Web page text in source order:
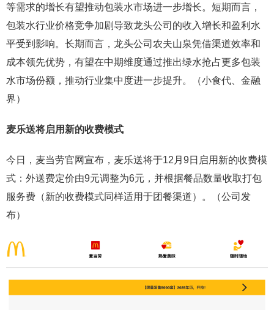
等需求的增长有望推动包装水市场进一步增长。短期而言，
包装水行业价格竞争加剧导致龙头公司的收入增长和盈利水
平受到影响。长期而言，龙头公司农夫山泉凭借渠道效率和
成本领先优势，有望在中期维度通过推出绿水抢占更多包装
水市场份额，推动行业集中度进一步提升。（小食代、金融
界）
麦乐送将启用新的收费模式
今日，麦当劳官网宣布，麦乐送将于12月9日启用新的收费模
式：外送费定价由9元调整为6元，并根据餐品数量收取打包
服务费（新的收费模式同样适用于团餐渠道）。（公司发
布）